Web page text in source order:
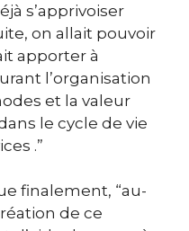
s’apprivoiser
on allait pouvoir
apporter à
l’organisation
et la valeur
le cycle de vie
.”
finalement, “au-
de ce